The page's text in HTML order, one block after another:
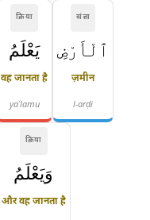
संज्ञा
ٱلْأَرْضِ
ज़मीन
l-arḍi
क्रिया
يَعْلَمُ
वह जानता है
yaʿlamu
क्रिया
وَيَعْلَمُ
और वह जानता है